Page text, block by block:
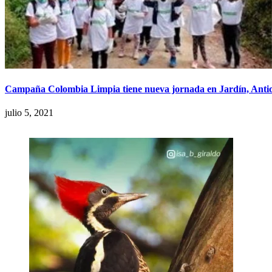
Campaña Colombia Limpia tiene nueva jornada en Jardín,
julio 5, 2021